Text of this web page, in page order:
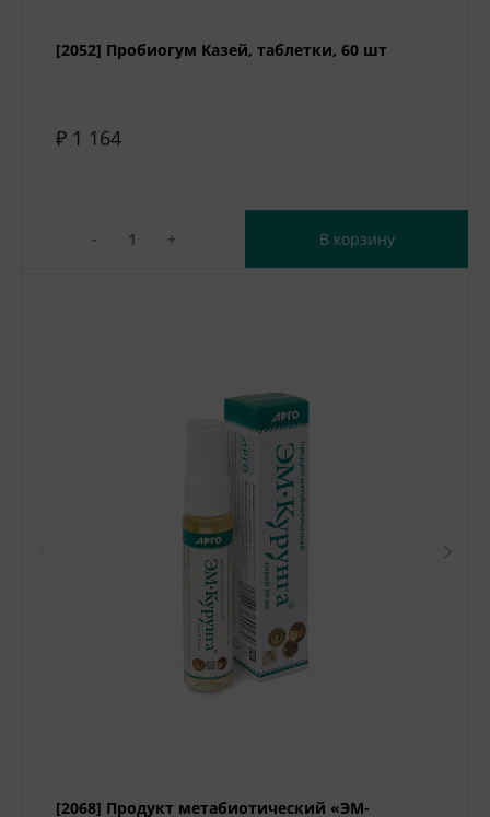
[2052] Пробиогум Казей, таблетки, 60 шт
₽ 1 164
- + В корзину
[2068] Продукт метабиотический «ЭМ-